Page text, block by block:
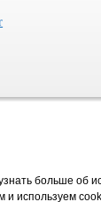
больше об
используем